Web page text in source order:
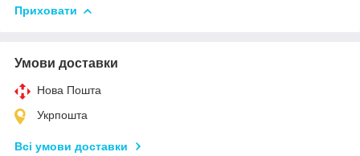
Приховати
Умови доставки
Нова Пошта
Укрпошта
Всі умови доставки